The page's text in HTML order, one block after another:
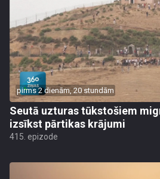
pirms 2 dienām, 20 stundām
Seutā uzturas tūkstošiem
izsīkst pārtikas krājumi
415. epizode